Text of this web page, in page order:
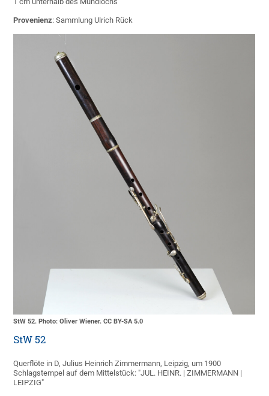
Provenienz: Sammlung Ulrich Rück
StW 52. Photo: Oliver Wiener. CC BY-SA 5.0
StW 52
Querflöte in D, Julius Heinrich Zimmermann, Leipzig, um 1900
Schlagstempel auf dem Mittelstück: "JUL. HEINR. | ZIMMERMANN |
LEIPZIG"